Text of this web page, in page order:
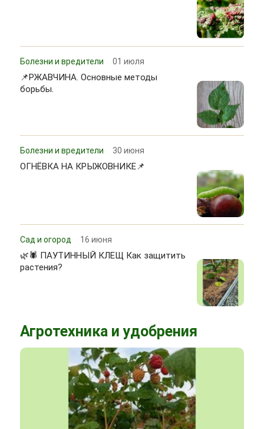
Болезни и вредители 01 июля
📌РЖАВЧИНА. Основные методы
борьбы.
Болезни и вредители 30 июня
ОГНЁВКА НА КРЫЖОВНИКЕ📌
Сад и огород 16 июня
🌿🕷 ПАУТИННЫЙ КЛЕЩ Как защитить
растения?
Агротехника и удобрения